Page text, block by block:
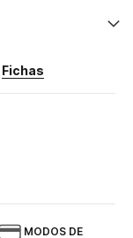
Fichas
MODOS DE